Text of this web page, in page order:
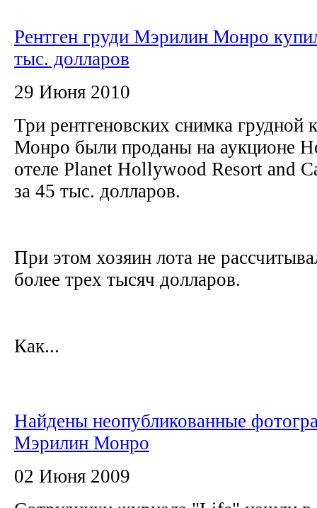
Рентген груди Мэрилин Монро
тыс. долларов
29 Июня 2010
Три рентгеновских снимка грудной
Монро были проданы на аукционе
отеле Planet Hollywood Resort and
за 45 тыс. долларов.
При этом хозяин лота не
более трех тысяч долларов.
Как...
Найдены неопубликованные
Мэрилин Монро
02 Июня 2009